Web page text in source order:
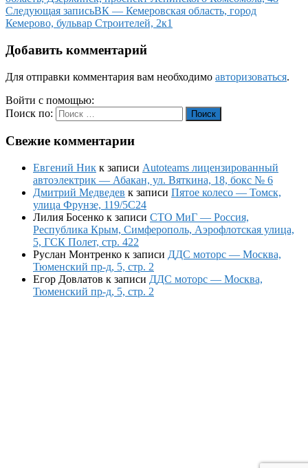
Следующая записьВК — Кемеровская область, город
Кемерово, бульвар Строителей, 2к1
Добавить комментарий
Для отправки комментария вам необходимо авторизоваться.
Войти с помощью:
Поиск по:
Поиск
Свежие комментарии
Евгений Ник к записи Autoteams лицензированный
автоэлектрик — Абакан, ул. Вяткина, 18, бокс № 6
Дмитрий Медведев к записи Пятое колесо — Томск,
улица Фрунзе, 119/5С24
Лилия Босенко к записи СТО МиГ — Россия,
Республика Крым, Симферополь, Аэрофлотская улица,
5, ГСК Полет, стр. 422
Руслан Монтренко к записи ДДС моторс — Москва,
Тюменский пр-д, 5, стр. 2
Егор Довлатов к записи ДДС моторс — Москва,
Тюменский пр-д, 5, стр. 2